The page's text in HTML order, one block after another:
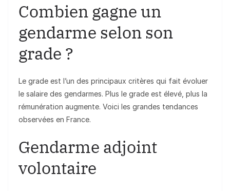
Combien gagne un
gendarme selon son
grade ?
Le grade est l’un des principaux critères qui fait évoluer
le salaire des gendarmes. Plus le grade est élevé, plus la
rémunération augmente. Voici les grandes tendances
observées en France.
Gendarme adjoint
volontaire